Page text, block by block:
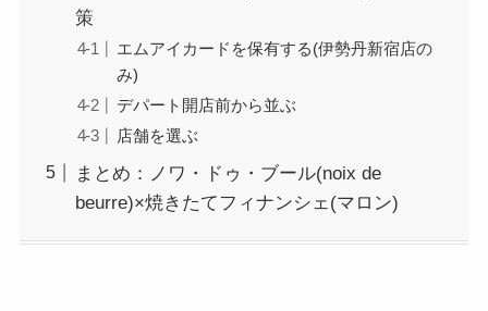
策
エムアイカードを保有する(伊勢丹新宿店の
み)
デパート開店前から並ぶ
店舗を選ぶ
まとめ：ノワ・ドゥ・ブール(noix de
beurre)×焼きたてフィナンシェ(マロン)